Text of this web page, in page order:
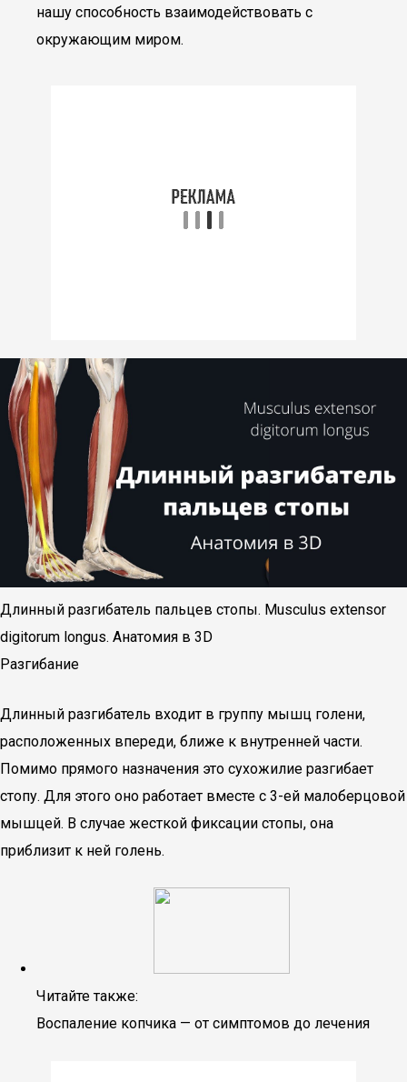
нашу способность взаимодействовать с
окружающим миром.
Длинный разгибатель пальцев стопы. Musculus extensor
digitorum longus. Анатомия в 3D
Разгибание
Длинный разгибатель входит в группу мышц голени,
расположенных впереди, ближе к внутренней части.
Помимо прямого назначения это сухожилие разгибает
стопу. Для этого оно работает вместе с 3-ей малоберцовой
мышцей. В случае жесткой фиксации стопы, она
приблизит к ней голень.
Читайте также:
Воспаление копчика — от симптомов до лечения